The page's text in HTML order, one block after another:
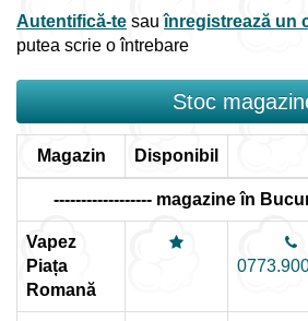
Autentifică-te sauînregistrează un
putea scrie o întrebare
Stoc
Magazin Disponibil
------------------ magazine în
Vapez
Piața
Romană